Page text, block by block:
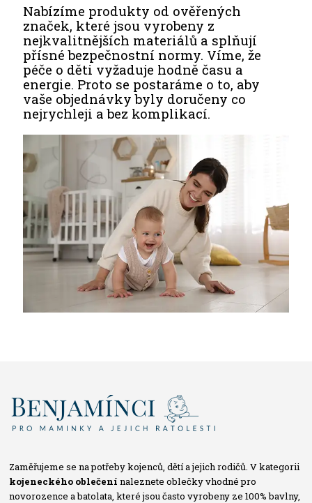
Nabízíme produkty od ověřených
značek, které jsou vyrobeny z
nejkvalitnějších materiálů a splňují
přísné bezpečnostní normy. Víme, že
péče o děti vyžaduje hodně času a
energie. Proto se postaráme o to, aby
vaše objednávky byly doručeny co
nejrychleji a bez komplikací.
Zaměřujeme se na potřeby kojenců, dětí a jejich rodičů. V kategorii
kojeneckého oblečení naleznete oblečky vhodné pro
novorozence a batolata, které jsou často vyrobeny ze 100% bavlny,